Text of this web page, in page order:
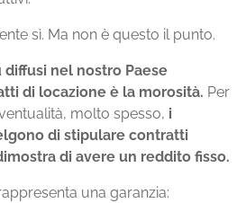
sì. Ma non è questo il punto.
nel nostro Paese
di locazione è la morosità. Per
molto spesso, i
di stipulare contratti
di avere un reddito fisso.
una garanzia: